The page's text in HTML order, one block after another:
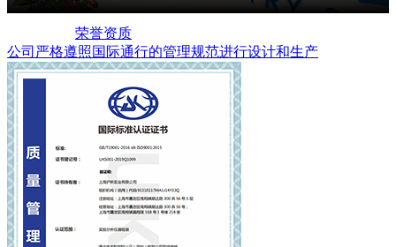
荣誉资质
公司严格遵照国际通行的管理规范进行设计和生产